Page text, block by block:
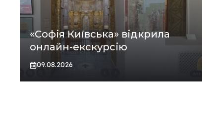
«Софія Київська» відкрила
онлайн-екскурсію
09.08.2026